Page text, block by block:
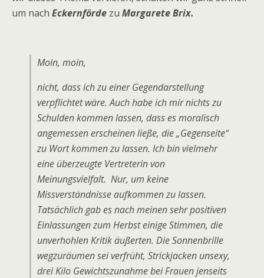
um nach Eckernförde zu Margarete Brix.
Moin, moin,
nicht, dass ich zu einer Gegendarstellung
verpflichtet wäre. Auch habe ich mir nichts zu
Schulden kommen lassen, dass es moralisch
angemessen erscheinen ließe, die „Gegenseite“
zu Wort kommen zu lassen. Ich bin vielmehr
eine überzeugte Vertreterin von
Meinungsvielfalt. Nur, um keine
Missverständnisse aufkommen zu lassen.
Tatsächlich gab es nach meinen sehr positiven
Einlassungen zum Herbst einige Stimmen, die
unverhohlen Kritik äußerten. Die Sonnenbrille
wegzuräumen sei verfrüht, Strickjacken unsexy,
drei Kilo Gewichtszunahme bei Frauen jenseits